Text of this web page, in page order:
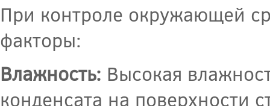
При контроле окружающей
факторы:
Влажность: Высокая
конденсата на поверхности